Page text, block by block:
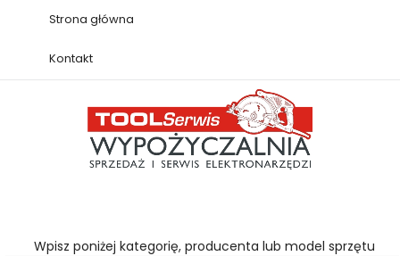
Strona główna
Kontakt
Wpisz poniżej kategorię, producenta lub model sprzętu